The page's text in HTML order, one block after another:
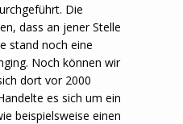
Die
dass an jener Stelle
stand noch eine
Noch können wir
dort vor 2000
es sich um ein
beispielsweise einen